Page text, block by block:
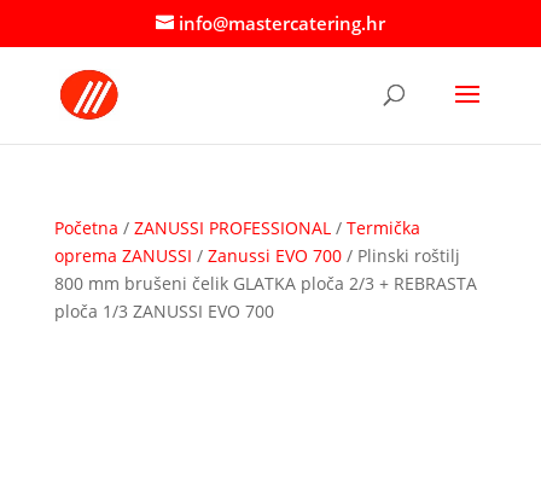
info@mastercatering.hr
Početna / ZANUSSI PROFESSIONAL / Termička
oprema ZANUSSI / Zanussi EVO 700/ Plinski roštilj
800 mm brušeni čelik GLATKA ploča 2/3 + REBRASTA
ploča 1/3 ZANUSSI EVO 700